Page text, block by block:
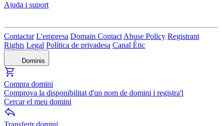
Ajuda i suport
Contactar L'empresa Domain Contact Abuse Policy Registrant
Rights Legal Política de privadesa Canal Ètic
Dominis
Compra domini
Comprova la disponibilitat d'un nom de domini i registra'l
Cercar el meu domini
Transferir domini